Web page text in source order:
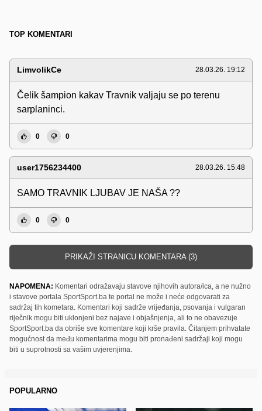
TOP KOMENTARI
LimvolikCe 28.03.26. 19:12
Čelik šampion kakav Travnik valjaju se po terenu
sarplaninci.
0 0
user1756234400 28.03.26. 15:48
SAMO TRAVNIK LJUBAV JE NAŠA ??
0 0
PRIKAŽI STRANICU KOMENTARA (3)
NAPOMENA: Komentari odražavaju stavove njihovih autora/ica, a ne nužno
i stavove portala SportSport.ba te portal ne može i neće odgovarati za
sadržaj tih kometara. Komentari koji sadrže vrijeđanja, psovanja i vulgaran
riječnik mogu biti uklonjeni bez najave i objašnjenja, ali to ne obavezuje
SportSport.ba da obriše sve komentare koji krše pravila. Čitanjem prihvatate
mogućnost da među komentarima mogu biti pronađeni sadržaji koji mogu
biti u suprotnosti sa vašim uvjerenjima.
POPULARNO